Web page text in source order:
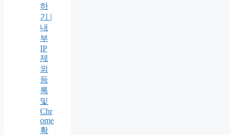
하
기 |
내
부
IP
제
외
등
록
및
Chr
ome
확